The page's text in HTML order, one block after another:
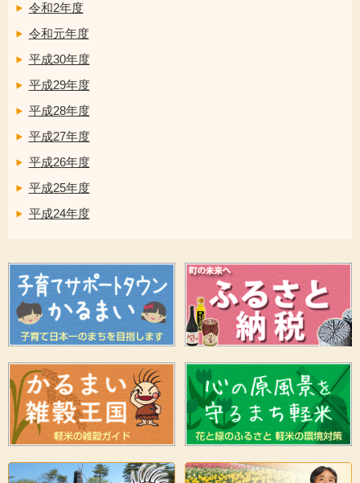
令和2年度
令和元年度
平成30年度
平成29年度
平成28年度
平成27年度
平成26年度
平成25年度
平成24年度